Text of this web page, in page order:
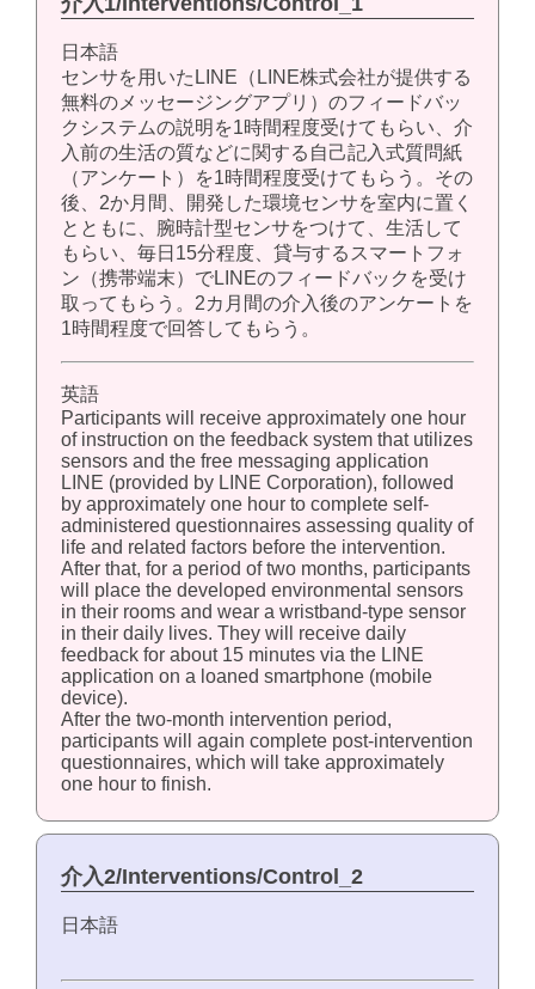
日本語
センサを用いたLINE（LINE株式会社が提供する
無料のメッセージングアプリ）のフィードバッ
クシステムの説明を1時間程度受けてもらい、介
入前の生活の質などに関する自己記入式質問紙
（アンケート）を1時間程度受けてもらう。その
後、2か月間、開発した環境センサを室内に置く
とともに、腕時計型センサをつけて、生活して
もらい、毎日15分程度、貸与するスマートフォ
ン（携帯端末）でLINEのフィードバックを受け
取ってもらう。2カ月間の介入後のアンケートを
1時間程度で回答してもらう。
英語
Participants will receive approximately one hour
of instruction on the feedback system that utilizes
sensors and the free messaging application
LINE (provided by LINE Corporation), followed
by approximately one hour to complete self-
administered questionnaires assessing quality of
life and related factors before the intervention.
After that, for a period of two months, participants
will place the developed environmental sensors
in their rooms and wear a wristband-type sensor
in their daily lives. They will receive daily
feedback for about 15 minutes via the LINE
application on a loaned smartphone (mobile
device).
After the two-month intervention period,
participants will again complete post-intervention
questionnaires, which will take approximately
one hour to finish.
介入2/Interventions/Control_2
日本語